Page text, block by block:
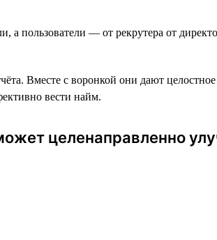
а пользователи — от рекрутера от
Вместе c воронкой они дают целостное
вести найм.
целенаправленно